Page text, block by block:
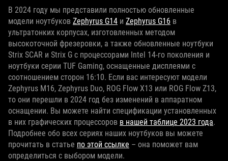
В 2024 году мы представили полностью обновленные
модели ноутбуков Zephyrus G14 и Zephyrus G16 в
ультратонких корпусах, изготовленных методом
высокоточной фрезеровки, а также обновленные ноутбуки
Strix SCAR и Strix G с процессорами Intel 14-го поколения и
ноутбуки серии TUF Gaming, оснащенные дисплеями с
соотношением сторон 16:10. Если вас интересуют модели
Zephyrus M16, Zephyrus Duo, ROG Flow X13 или ROG Flow Z13,
то они перешли в 2024 год без изменений в аппаратном
оснащении. Вы можете найти спецификации установленных
в них графических процессоров в нашей таблице 2023 года.
Подробнее обо всех сериях наших ноутбуков вы можете
прочитать в статье по этой ссылке – она поможет вам
определиться с выбором модели.